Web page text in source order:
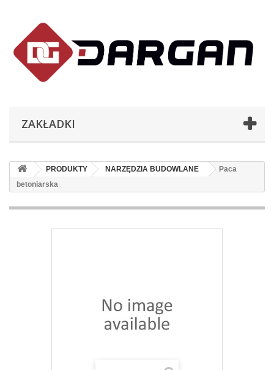
ZAKŁADKI
PRODUKTY NARZĘDZIA BUDOWLANE
Paca
betoniarska